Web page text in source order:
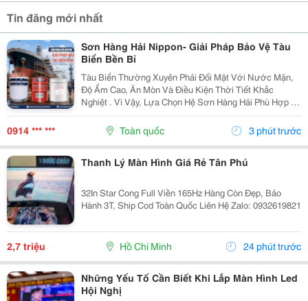
Tin đăng mới nhất
Sơn Hàng Hải Nippon- Giải Pháp Bảo Vệ Tàu
Biển Bền Bỉ
Tàu Biển Thường Xuyên Phải Đối Mặt Với Nước Mặn,
Độ Ẩm Cao, Ăn Mòn Và Điều Kiện Thời Tiết Khắc
Nghiệt . Vì Vậy, Lựa Chọn Hệ Sơn Hàng Hải Phù Hợp Là
Yếu Tố Quan Trọng Giúp Bảo Vệ Bề Mặt Và Nâng Cao
Độ Bền Công Trình. Sơn Hàng Hải Nippon Được Ứng...
0914 *** *** Toàn quốc 3 phút trước
Thanh Lý Màn Hình Giá Rẻ Tân Phú
32In Star Cong Full Viền 165Hz Hàng Còn Đẹp, Bảo
Hành 3T, Ship Cod Toàn Quốc Liên Hệ Zalo: 0932619821
2,7 triệu Hồ Chí Minh 24 phút trước
Những Yếu Tố Cần Biết Khi Lắp Màn Hình Led
Hội Nghị